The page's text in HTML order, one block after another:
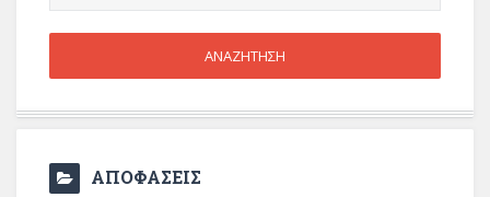
ΑΠΟΦΑΣΕΙΣ